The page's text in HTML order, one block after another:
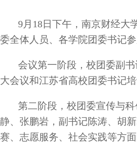
9月18日下午，南京财经大
委全体人员、各学院团委书记
会议第一阶段，校团委副
大会议和江苏省高校团委书记培
第二阶段，校团委宣传与
静、张鹏岩，副书记陈涛、胡
赛、志愿服务、社会实践等方